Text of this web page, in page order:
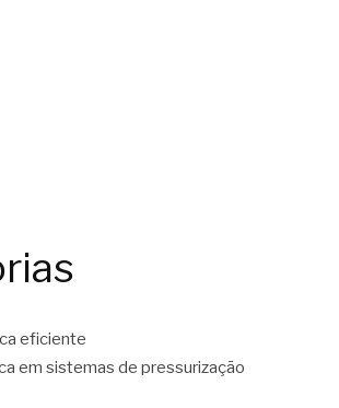
eficiente
em sistemas de pressurização